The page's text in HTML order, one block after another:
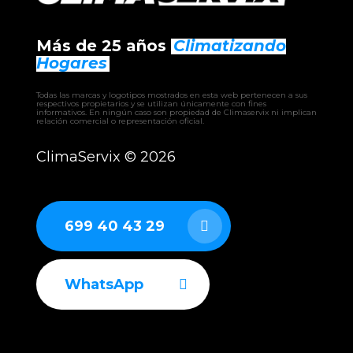
MUP-09-W9
⸻
INDUSTRIALES
Sistemas VRF MundoClima
UTA MundoClima (unidades de tratamiento de
aire)
Fancoils industriales MundoClima
Más de 25 años Climatizando
Hogares
Todas las marcas y logotipos mostrados en esta web pertenecen a sus
respectivos propietarios y se utilizan únicamente con fines
informativos. En ningún caso son propiedad de Climaservix ni implican
relación comercial o representación oficial.
ClimaServix © 2026
699 40 43 29
WhatsApp